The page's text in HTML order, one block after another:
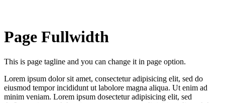
Page Fullwidth
This is page tagline and you can change it in page option.
Lorem ipsum dolor sit amet, consectetur adipisicing elit, sed do
eiusmod tempor incididunt ut labolore magna aliqua. Ut enim ad
minim veniam. Lorem ipsum dosectetur adipisicing elit, sed